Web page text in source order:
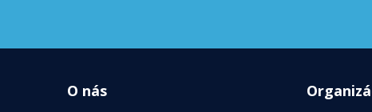
O nás